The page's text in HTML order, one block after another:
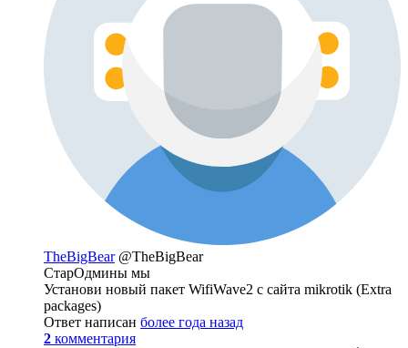
TheBigBear @TheBigBear
СтарОдмины мы
Установи новый пакет WifiWave2 с сайта mikrotik (Extra
packages)
Ответ написан более года назад
2 комментария